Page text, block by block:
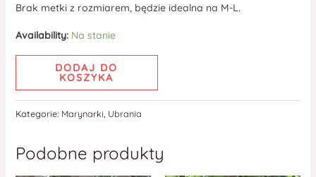
Brak metki z rozmiarem, będzie idealna na M-L.
Availability: Na stanie
DODAJ DO
KOSZYKA
Kategorie: Marynarki, Ubrania
Podobne produkty